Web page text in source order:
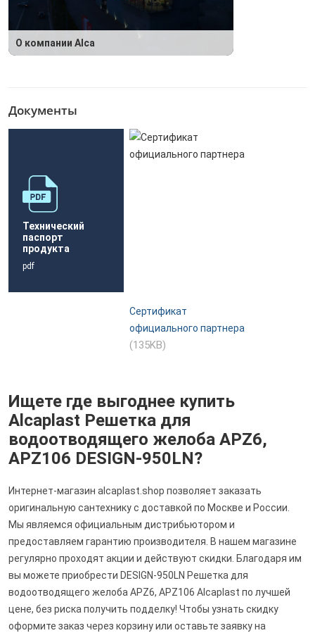
О компании Alca
Документы
Технический
паспорт
продукта
pdf
Сертификат
официального партнера
(135KB)
Ищете где выгоднее купить
Alcaplast Решетка для
водоотводящего желоба APZ6,
APZ106 DESIGN-950LN?
Интернет-магазин alcaplast.shop позволяет заказать
оригинальную сантехнику с доставкой по Москве и России.
Мы являемся официальным дистрибьютором и
предоставляем гарантию производителя. В нашем магазине
регулярно проходят акции и действуют скидки. Благодаря им
вы можете приобрести DESIGN-950LN Решетка для
водоотводящего желоба APZ6, APZ106 Alcaplast по лучшей
цене, без риска получить подделку! Чтобы узнать скидку
оформите заказ через корзину или оставьте заявку на